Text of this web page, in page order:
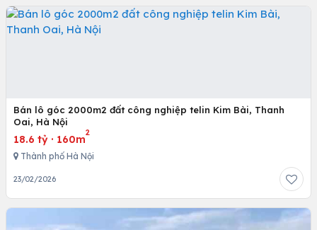
Bán lô góc 2000m2 đất công nghiệp telin Kim Bài, Thanh
Oai, Hà Nội
18.6 tỷ · 160m
2
Thành phố Hà Nội
23/02/2026